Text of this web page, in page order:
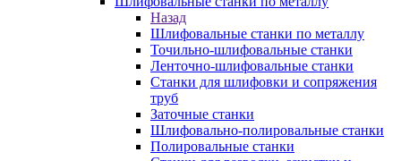
Назад
Шлифовальные станки по металлу
Точильно-шлифовальные станки
Ленточно-шлифовальные станки
Станки для шлифовки и сопряжения
труб
Заточные станки
Шлифовально-полировальные станки
Полировальные станки